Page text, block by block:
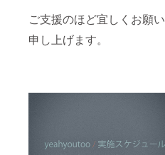
ご支援のほど宜しくお願い
申し上げます。